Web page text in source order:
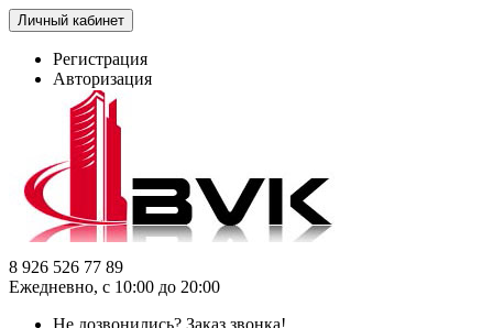
Личный кабинет
Регистрация
Авторизация
8 926 526 77 89
Ежедневно, с 10:00 до 20:00
Не дозвонились? Заказ звонка!